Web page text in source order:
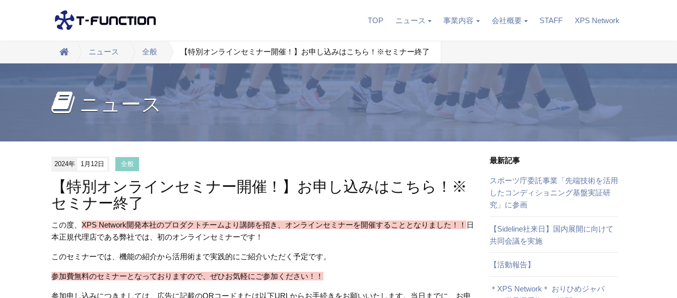
TOP ニュース 事業内容 会社概要 STAFF XPS Network
ニュース 全般 【特別オンラインセミナー開催！】お申し込みはこちら！※セミナー終了
ニュース
2024年 1月12日 全般
【特別オンラインセミナー開催！】お申し込みはこちら！※
セミナー終了
この度、 XPS Network開発本社のプロダクトチームより講師を招き、オンラインセミナーを開催することとなりました！！ 日
本正規代理店である弊社では、初のオンラインセミナーです！
このセミナーでは、機能の紹介から活用術まで実践的にご紹介いただく予定です。
参加費無料のセミナーとなっておりますので、ぜひお気軽にご参加ください！！
参加申し込みにつきましては、広告に記載のQRコードまたは以下URLからお手続きをお願いいたします。当日までに、お申
最新記事
スポーツ庁委託事業「先端技術を活用
したコンディショニング基盤実証研
究」に参画
【Sideline社来日】国内展開に向けて
共同会議を実施
【活動報告】
＊XPS Network＊ おりひめジャパ